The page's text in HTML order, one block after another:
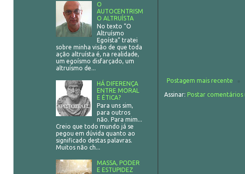
Postagem mais recente
Assinar: Postar comentários
O
AUTOCENTRISM
O ALTRUÍSTA
No texto “O
Altruísmo
Egoísta” tratei
sobre minha visão de que toda
ação altruísta é, na realidade,
um egoísmo disfarçado, um
altruísmo de...
HÁ DIFERENÇA
ENTRE MORAL
E ÉTICA?
Para uns sim,
para outros
não. Para mim...
Creio que todo mundo já se
pegou em dúvida quanto ao
significado destas palavras.
Muitos não ch...
MASSA, PODER
E ESTUPIDEZ